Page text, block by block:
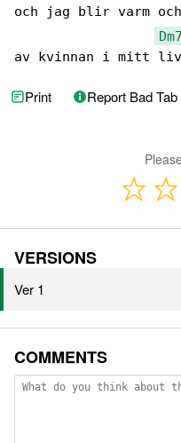
och jag blir varm
Dm7
av kvinnan i mitt liv
Print Report Bad Tab
VERSIONS
Ver 1
COMMENTS